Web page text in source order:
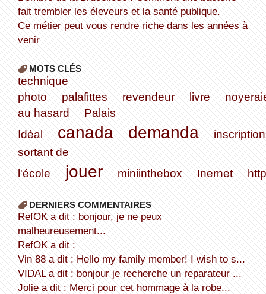
fait trembler les éleveurs et la santé publique.
Ce métier peut vous rendre riche dans les années à
venir
MOTS CLÉS
technique
photo
palafittes revendeur livre
au hasard
Palais
Idéal
canada demanda
inscription
sortant de
l'école
jouer miniinthebox Inernet
DERNIERS COMMENTAIRES
refOK a dit : bonjour, je ne peux
malheureusement...
refOK a dit :
Vin 88 a dit : Hello my family member! I wish to s...
VIDAL a dit : bonjour je recherche un reparateur ...
Jolie a dit : Merci pour cet hommage à la robe...